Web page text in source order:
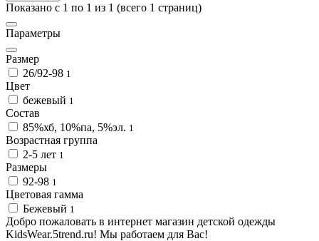
Показано с 1 по 1 из 1 (всего 1 страниц)
Параметры
Размер
26/92-98 1
Цвет
бежевый 1
Состав
85%хб, 10%па, 5%эл. 1
Возрастная группа
2-5 лет 1
Размеры
92-98 1
Цветовая гамма
Бежевый 1
Добро пожаловать в интернет магазин детской одежды
KidsWear.5trend.ru! Мы работаем для Вас!